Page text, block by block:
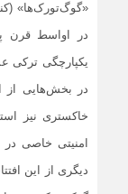
«گوگ‌تورک‌ها»
در اواسط قرن
یکپارچگی ترکی
در بخش‌هایی از
خاکستری نیز
امنیتی خاصی
دیگری از این